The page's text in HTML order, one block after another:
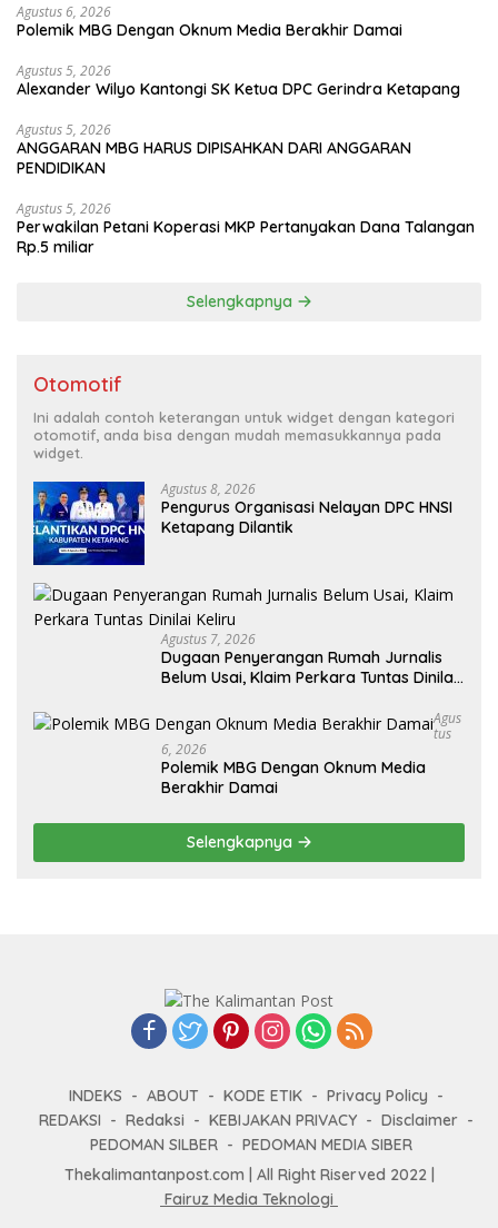
Agustus 6, 2026
Polemik MBG Dengan Oknum Media Berakhir Damai
Agustus 5, 2026
Alexander Wilyo Kantongi SK Ketua DPC Gerindra Ketapang
Agustus 5, 2026
ANGGARAN MBG HARUS DIPISAHKAN DARI ANGGARAN
PENDIDIKAN
Agustus 5, 2026
Perwakilan Petani Koperasi MKP Pertanyakan Dana Talangan
Rp.5 miliar
Selengkapnya
Otomotif
Ini adalah contoh keterangan untuk widget dengan kategori
otomotif, anda bisa dengan mudah memasukkannya pada
widget.
Agustus 8, 2026
Pengurus Organisasi Nelayan DPC HNSI
Ketapang Dilantik
Agustus 7, 2026
Dugaan Penyerangan Rumah Jurnalis
Belum Usai, Klaim Perkara Tuntas Dinilai
Agus
Tus
6, 2026
Polemik MBG Dengan Oknum Media
Berakhir Damai
Selengkapnya
INDEKS ABOUT KODE ETIK
Privacy Policy
REDAKSI
Redaksi KEBIJAKAN PRIVACY
Disclaimer
PEDOMAN SILBER
PEDOMAN MEDIA SIBER
Thekalimantanpost.com | All Right Riserved 2022 |
Fairuz Media Teknologi